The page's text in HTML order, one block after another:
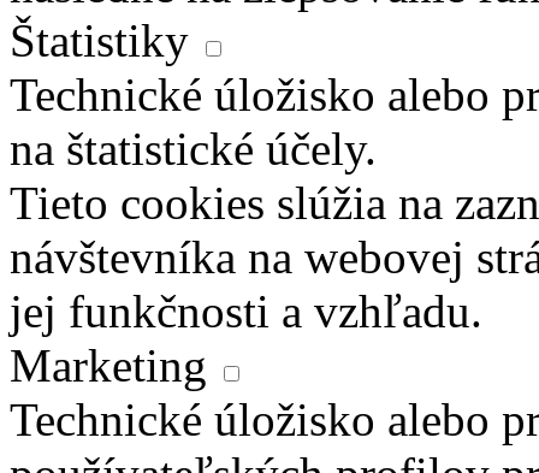
Štatistiky
Technické úložisko alebo
na štatistické účely.
Tieto cookies slúžia na
návštevníka na webovej
jej funkčnosti a vzhľadu.
Marketing
Technické úložisko alebo